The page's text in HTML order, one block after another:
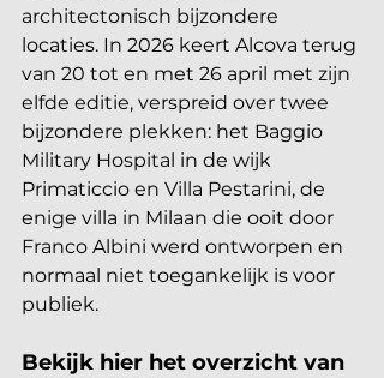
architectonisch bijzondere
locaties. In 2026 keert Alcova terug
van 20 tot en met 26 april met zijn
elfde editie, verspreid over twee
bijzondere plekken: het Baggio
Military Hospital in de wijk
Primaticcio en Villa Pestarini, de
enige villa in Milaan die ooit door
Franco Albini werd ontworpen en
normaal niet toegankelijk is voor
publiek.
Bekijk hier het overzicht van